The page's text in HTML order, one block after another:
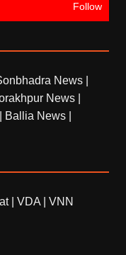
Follow
News
News
Ballia News
| VDA VNN